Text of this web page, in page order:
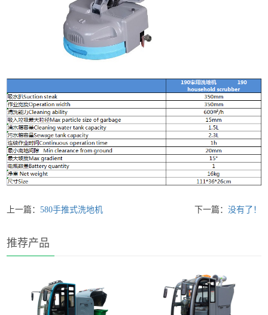
上一篇：580手推式洗地机 下一篇： 没有了！
推荐产品